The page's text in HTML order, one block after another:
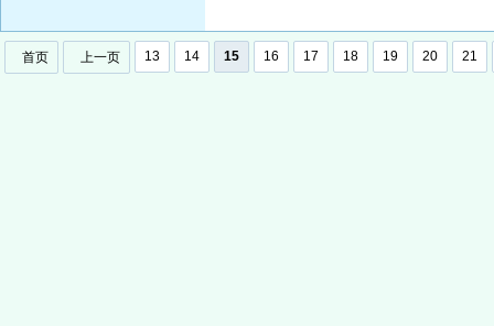
首页 上一页 13 14 15 16 17 18 19 20 21